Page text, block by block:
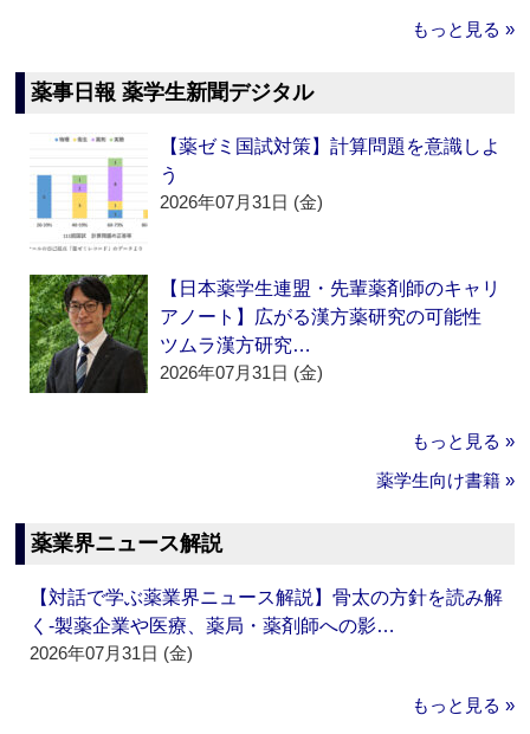
もっと見る »
薬事日報 薬学生新聞デジタル
【薬ゼミ国試対策】計算問題を意識しよ
う
2026年07月31日 (金)
【日本薬学生連盟・先輩薬剤師のキャリ
アノート】広がる漢方薬研究の可能性
ツムラ漢方研究…
2026年07月31日 (金)
もっと見る »
薬学生向け書籍 »
薬業界ニュース解説
【対話で学ぶ薬業界ニュース解説】骨太の方針を読み解
く‐製薬企業や医療、薬局・薬剤師への影…
2026年07月31日 (金)
もっと見る »